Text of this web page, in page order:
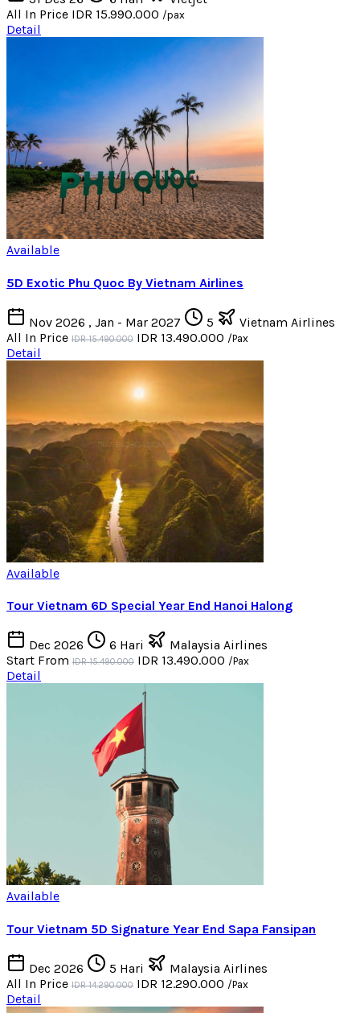
All In Price IDR 15.990.000 /pax
Detail
Available
5D Exotic Phu Quoc By Vietnam Airlines
Nov 2026 , Jan - Mar 2027 5
Vietnam Airlines
All In Price IDR 15.490.000 IDR 13.490.000 /Pax
Detail
Available
Tour Vietnam 6D Special Year End Hanoi Halong
Dec 2026 6 Hari
Malaysia Airlines
Start From IDR 15.490.000 IDR 13.490.000 /Pax
Detail
Available
Tour Vietnam 5D Signature Year End Sapa Fansipan
Dec 2026 5 Hari
Malaysia Airlines
All In Price IDR 14.290.000 IDR 12.290.000 /Pax
Detail